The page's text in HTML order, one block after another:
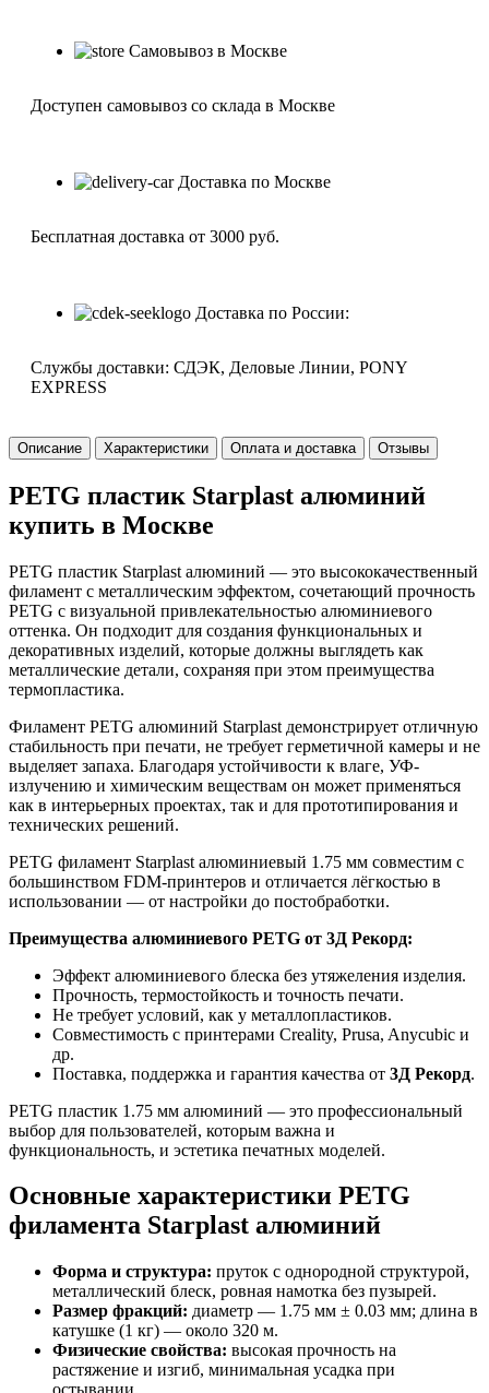
Самовывоз в Москве
Доступен самовывоз со склада в Москве
Доставка по Москве
Бесплатная доставка от 3000 руб.
Доставка по России:
Службы доставки: СДЭК, Деловые Линии, PONY
EXPRESS
Описание Характеристики Оплата и доставка Отзывы
PETG пластик Starplast алюминий
купить в Москве
PETG пластик Starplast алюминий — это высококачественный
филамент с металлическим эффектом, сочетающий прочность
PETG с визуальной привлекательностью алюминиевого
оттенка. Он подходит для создания функциональных и
декоративных изделий, которые должны выглядеть как
металлические детали, сохраняя при этом преимущества
термопластика.
Филамент PETG алюминий Starplast демонстрирует отличную
стабильность при печати, не требует герметичной камеры и не
выделяет запаха. Благодаря устойчивости к влаге, УФ-
излучению и химическим веществам он может применяться
как в интерьерных проектах, так и для прототипирования и
технических решений.
PETG филамент Starplast алюминиевый 1.75 мм совместим с
большинством FDM-принтеров и отличается лёгкостью в
использовании — от настройки до постобработки.
Преимущества алюминиевого PETG от 3Д Рекорд:
Эффект алюминиевого блеска без утяжеления изделия.
Прочность, термостойкость и точность печати.
Не требует условий, как у металлопластиков.
Совместимость с принтерами Creality, Prusa, Anycubic и
др.
Поставка, поддержка и гарантия качества от 3Д Рекорд.
PETG пластик 1.75 мм алюминий — это профессиональный
выбор для пользователей, которым важна и
функциональность, и эстетика печатных моделей.
Основные характеристики PETG
филамента Starplast алюминий
Форма и структура: пруток с однородной структурой,
металлический блеск, ровная намотка без пузырей.
Размер фракций: диаметр — 1.75 мм ± 0.03 мм; длина в
катушке (1 кг) — около 320 м.
Физические свойства: высокая прочность на
растяжение и изгиб, минимальная усадка при